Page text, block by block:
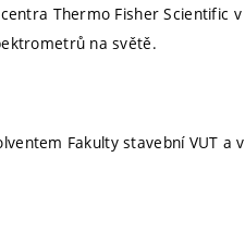
Thermo Fisher Scientific
na světě.
Fakulty stavební VUT a